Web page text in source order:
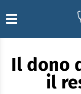
Il dono
il